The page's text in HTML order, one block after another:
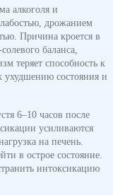
алкоголя и
дрожанием
Причина кроется в
баланса,
теряет способность к
ухудшению состояния и
6–10 часов после
усиливаются
на печень.
в острое состояние.
интоксикацию